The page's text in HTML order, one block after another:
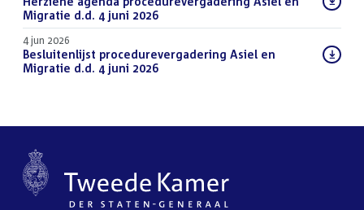
bestand:
Migratie d.d. 4 juni 2026
4 jun 2026
Download
bestand:
Besluitenlijst procedurevergadering Asiel en
Migratie d.d. 4 juni 2026